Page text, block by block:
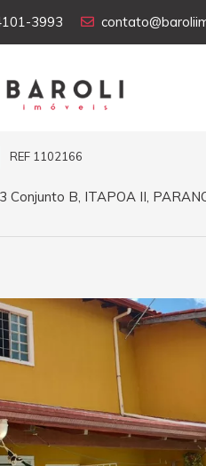
3993
REF 1102166
Conjunto B, ITAPOA II,